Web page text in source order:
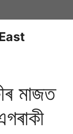
মাজত